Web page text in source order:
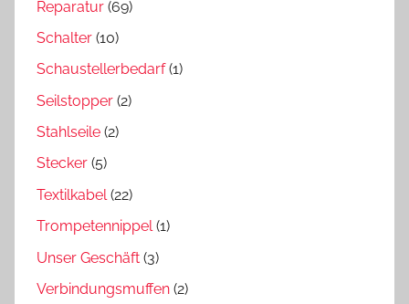
Reparatur (69)
Schalter (10)
Schaustellerbedarf(1)
Seilstopper (2)
Stahlseile (2)
Stecker (5)
Textilkabel (22)
Trompetennippel(1)
Unser Geschäft (3)
Verbindungsmuffen (2)